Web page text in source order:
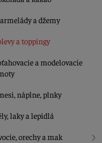
a džemy
a toppingy
a modelovacie
náplne, plnky
laky a lepidlá
orechy a mak